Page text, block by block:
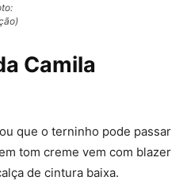
Camila
que o terninho pode passar
tom creme vem com blazer
de cintura baixa.